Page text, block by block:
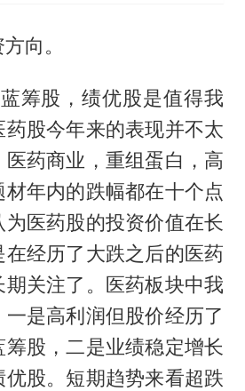
向。
筹股，绩优股是值得我
股今年来的表现并不太
药商业，重组蛋白，高
年内的跌幅都在十个点
为医药股的投资价值在长
经历了大跌之后的医药
期关注了。医药板块中我
是高利润但股价经历了
股，二是业绩稳定增长
股。短期趋势来看超跌